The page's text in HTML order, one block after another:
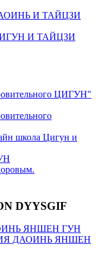
И ТАЙЦЗИ
И ТАЙЦЗИ
ЦИГУН"
школа Цигун и
DYYSGIF
ЯНШЕН ГУН
ДАОИНЬ ЯНШЕН